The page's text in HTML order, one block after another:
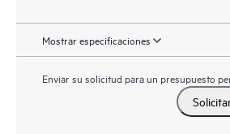
Mostrar especificaciones
Enviar su solicitud para un presupuesto